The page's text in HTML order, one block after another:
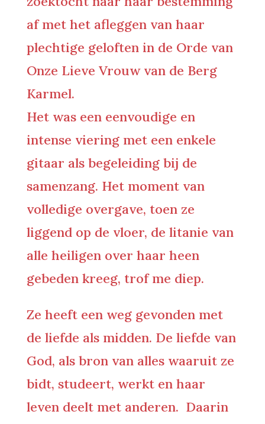
af met het afleggen van haar
plechtige geloften in de Orde van
Onze Lieve Vrouw van de Berg
Karmel.
Het was een eenvoudige en
intense viering met een enkele
gitaar als begeleiding bij de
samenzang. Het moment van
volledige overgave, toen ze
liggend op de vloer, de litanie van
alle heiligen over haar heen
gebeden kreeg, trof me diep.
Ze heeft een weg gevonden met
de liefde als midden. De liefde van
God, als bron van alles waaruit ze
bidt, studeert, werkt en haar
leven deelt met anderen. Daarin